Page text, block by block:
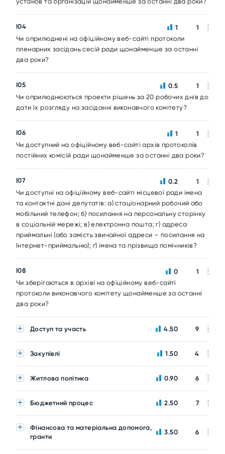
I04
Чи оприлюднені на офіційному веб-сайті протоколи
пленарних засідань сесій ради щонайменше за останні
два роки?
1 1
I05
Чи оприлюднюються проекти рішень за 20 робочих днів до
дати їх розгляду на засіданні виконавчого комітету?
0.5 1
I06
Чи доступний на офіційному веб-сайті архів протоколів
постійних комісій ради щонайменше за останні два роки?
1 1
I07
Чи доступні на офіційному веб-сайті місцевої ради імена
та контактні дані депутатів: а) стаціонарний робочий або
мобільний телефон; б) посилання на персональну сторінку
в соціальній мережі; в) електронна пошта; г) адреса
приймальні (або замість звичайної адреси – посилання на
Інтернет-приймальню); ґ) імена та прізвища помічників?
0.2 1
I08
Чи зберігаються в архіві на офіційному веб-сайті
протоколи виконавчого комітету щонайменше за останні
два роки?
0 1
Доступ та участь 4.50 9
Закупівлі 1.50 4
Житлова політика 0.90 6
Бюджетний процес 2.50 7
Фінансова та матеріальна допомога,
гранти
3.50 6